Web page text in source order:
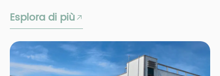
Esplora di più